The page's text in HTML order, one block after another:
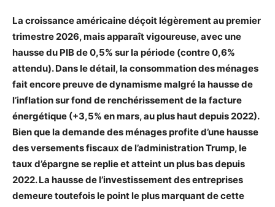
La croissance américaine déçoit légèrement au premier
trimestre 2026, mais apparaît vigoureuse, avec une
hausse du PIB de 0,5% sur la période (contre 0,6%
attendu). Dans le détail, la consommation des ménages
fait encore preuve de dynamisme malgré la hausse de
l’inflation sur fond de renchérissement de la facture
énergétique (+3,5% en mars, au plus haut depuis 2022).
Bien que la demande des ménages profite d’une hausse
des versements fiscaux de l’administration Trump, le
taux d’épargne se replie et atteint un plus bas depuis
2022. La hausse de l’investissement des entreprises
demeure toutefois le point le plus marquant de cette